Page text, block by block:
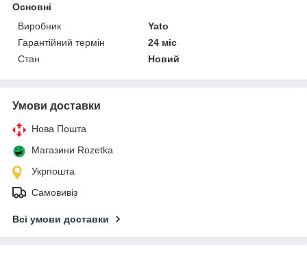
Основні
Виробник
Yato
Гарантійний термін
24 міс
Стан
Новий
Умови доставки
Нова Пошта
Магазини Rozetka
Укрпошта
Самовивіз
Всі умови доставки